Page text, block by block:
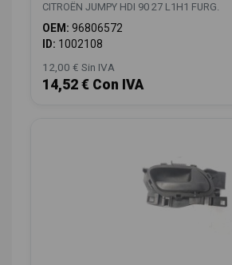
CITROËN JUMPY HDI 90 27 L1H1 FURG.
OEM: 96806572
ID: 1002108
12,00 € Sin IVA
14,52 € Con IVA